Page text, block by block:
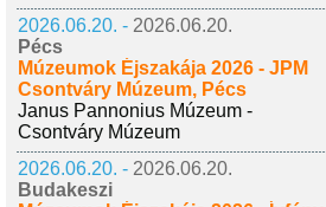
2026.06.20. - 2026.06.20.
Pécs
Múzeumok Éjszakája 2026 - JPM
Csontváry Múzeum, Pécs
Janus Pannonius Múzeum -
Csontváry Múzeum
2026.06.20. - 2026.06.20.
Budakeszi